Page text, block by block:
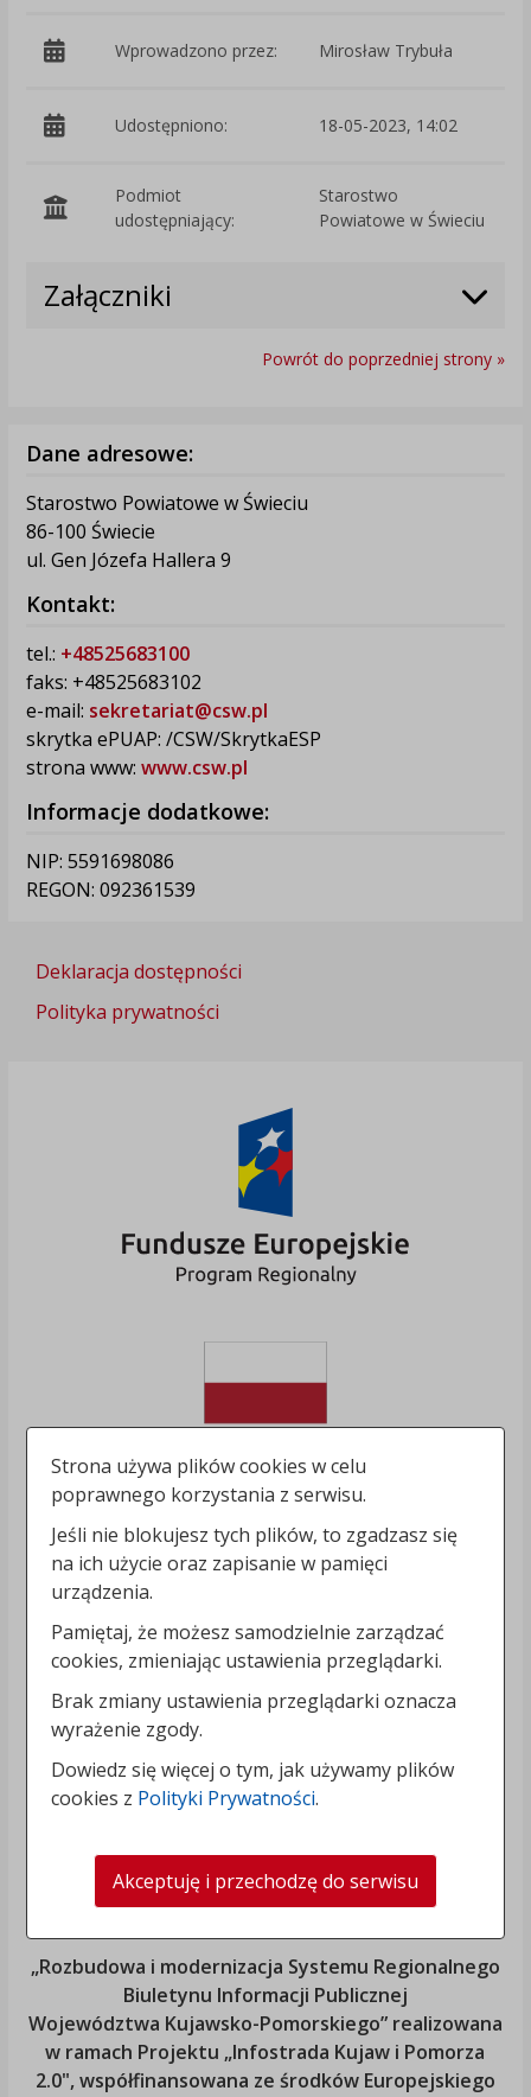
Wprowadzono przez: Mirosław Trybuła
Udostępniono: 18-05-2023, 14:02
Podmiot
udostępniający:
Starostwo
Powiatowe w Świeciu
Załączniki
Powrót do poprzedniej strony »
Dane adresowe:
Starostwo Powiatowe w Świeciu
86-100 Świecie
ul. Gen Józefa Hallera 9
Kontakt:
tel.: +48525683100
faks: +48525683102
e-mail: sekretariat@csw.pl
skrytka ePUAP: /CSW/SkrytkaESP
strona www: www.csw.pl
Informacje dodatkowe:
NIP: 5591698086
REGON: 092361539
Deklaracja dostępności
Polityka prywatności
„Rozbudowa i modernizacja Systemu Regionalnego
Biuletynu Informacji Publicznej
Województwa Kujawsko-Pomorskiego” realizowana
w ramach Projektu „Infostrada Kujaw i Pomorza
2.0", współfinansowana ze środków Europejskiego
Strona używa plików cookies w celu
poprawnego korzystania z serwisu.
Jeśli nie blokujesz tych plików, to zgadzasz się
na ich użycie oraz zapisanie w pamięci
urządzenia.
Pamiętaj, że możesz samodzielnie zarządzać
cookies, zmieniając ustawienia przeglądarki.
Brak zmiany ustawienia przeglądarki oznacza
wyrażenie zgody.
Dowiedz się więcej o tym, jak używamy plików
cookies z Polityki Prywatności.
Akceptuję i przechodzę do serwisu